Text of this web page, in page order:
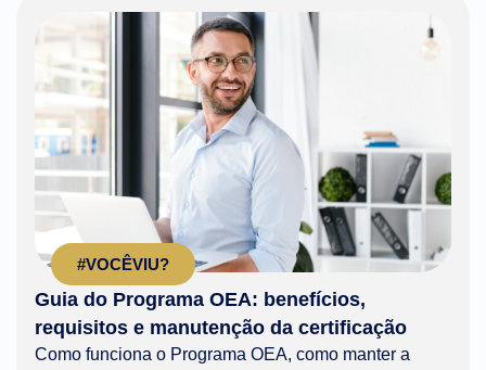
#VOCÊVIU?
Guia do Programa OEA: benefícios,
requisitos e manutenção da certificação
Como funciona o Programa OEA, como manter a